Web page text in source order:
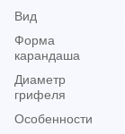
Вид
Форма
карандаша
Диаметр
грифеля
Особенности